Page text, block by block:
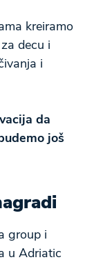
kreiramo
decu i
i
da
još
group i
u Adriatic